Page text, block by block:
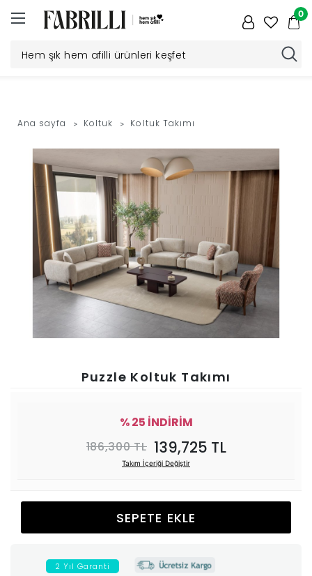
0
Paketi
Yatak
Odası
Yemek
Odası
Ana sayfa Koltuk Koltuk Takımı
Puzzle Koltuk Takımı
% 25 İNDİRİM
186,300 TL 139,725 TL
Takım İçeriği Değiştir
SEPETE EKLE
2 Yıl Garanti